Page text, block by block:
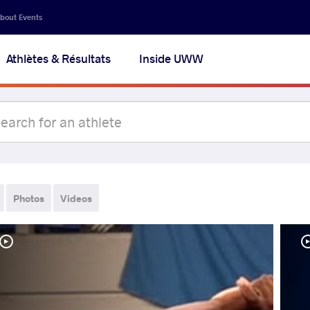
Events
Athlètes & Résultats Inside UWW
Photos Videos